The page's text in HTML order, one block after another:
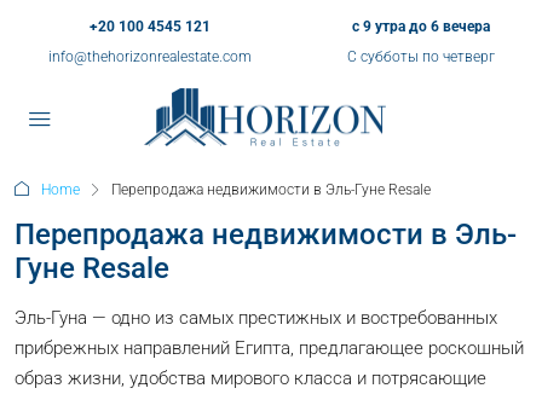
+20 100 4545 121
info@thehorizonrealestate.com
с 9 утра до 6 вечера
С субботы по четверг
Home Перепродажа недвижимости в Эль-Гуне Resale
Перепродажа недвижимости в Эль-
Гуне Resale
Эль-Гуна — одно из самых престижных и востребованных
прибрежных направлений Египта, предлагающее роскошный
образ жизни, удобства мирового класса и потрясающие